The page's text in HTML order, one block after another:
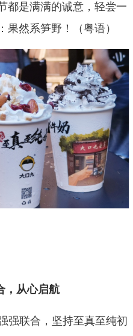
都是满满的诚意，轻尝一
果然系笋野！（粤语）
，从心启航
强联合，坚持至真至纯初